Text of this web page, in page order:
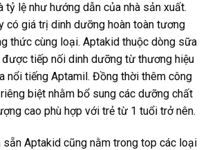
tỷ lệ như hướng dẫn của nhà sản xuất.
có giá trị dinh dưỡng hoàn toàn tương
thức cùng loại. Aptakid thuộc dòng sữa
tiếp nối dinh dưỡng từ thương hiệu
nổi tiếng Aptamil. Đồng thời thêm công
biệt nhằm bổ sung các dưỡng chất
cao phù hợp với trẻ từ 1 tuổi trở nên.
Aptakid cũng nằm trong top các loại